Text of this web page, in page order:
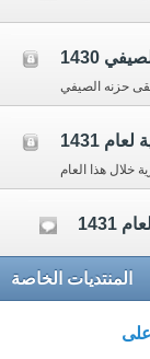
1430
حزنه الصيفي
1431
خلال هذا العام
المنتديات الخاصة